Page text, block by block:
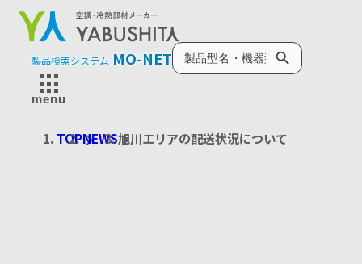
製品検索システム MO-NET製品検索
menu
TOPNEWS旭川エリアの配送状況について